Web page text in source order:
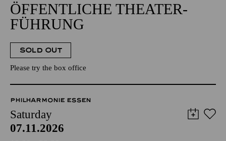
ÖFFENTLICHE THEATER­
FÜHRUNG
SOLD OUT
Please try the box office
PHILHARMONIE ESSEN
Saturday
07.11.2026